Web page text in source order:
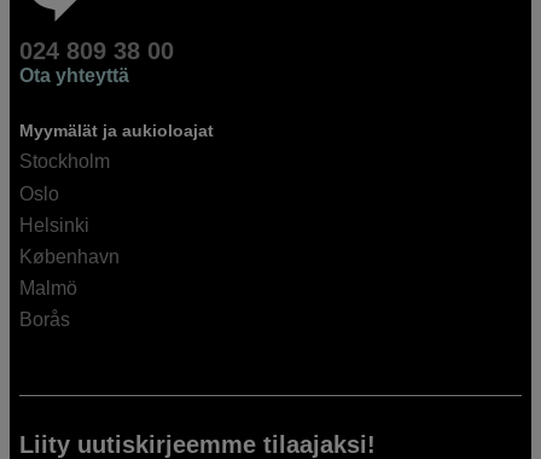
024 809 38 00
Ota yhteyttä
Myymälät ja aukioloajat
Stockholm
Oslo
Helsinki
København
Malmö
Borås
Liity uutiskirjeemme tilaajaksi!